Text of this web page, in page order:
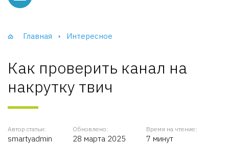
Главная Интересное
Как проверить канал на
накрутку твич
Автор статьи:
smartyadmin
Обновлено:
28 марта 2025
Время на чтение:
7 минут
и тумбы